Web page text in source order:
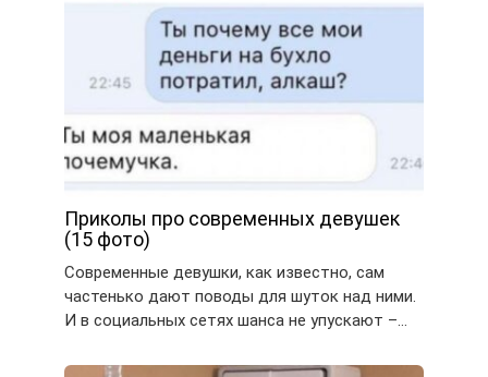
Приколы про современных девушек
(15 фото)
Современные девушки, как известно, сам
частенько дают поводы для шуток над ними.
И в социальных сетях шанса не упускают –…